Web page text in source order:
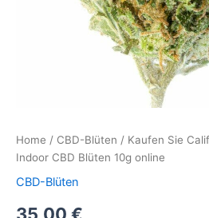
Home / CBD-Blüten / Kaufen Sie
Indoor CBD Blüten 10g online
CBD-Blüten